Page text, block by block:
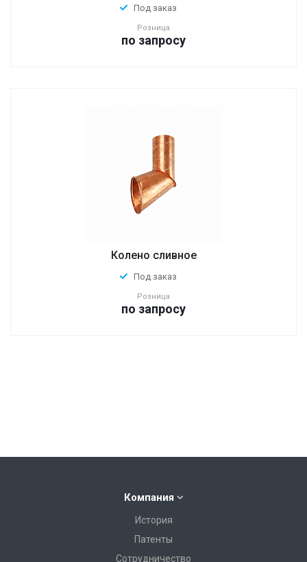
Под заказ
Розница
по запросу
Колено сливное
Под заказ
Розница
по запросу
Компания
История
Патенты
Сотрудничество